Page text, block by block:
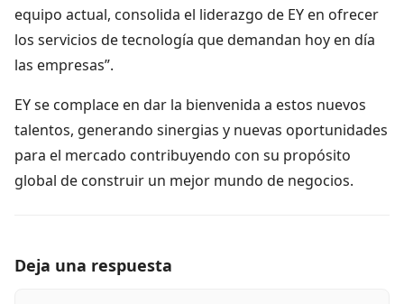
equipo actual, consolida el liderazgo de EY en ofrecer
los servicios de tecnología que demandan hoy en día
las empresas”.
EY se complace en dar la bienvenida a estos nuevos
talentos, generando sinergias y nuevas oportunidades
para el mercado contribuyendo con su propósito
global de construir un mejor mundo de negocios.
Deja una respuesta